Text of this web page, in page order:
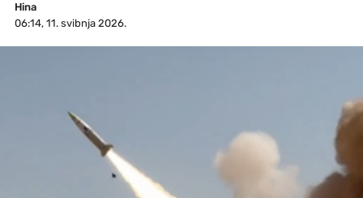
Hina
06:14, 11. svibnja 2026.